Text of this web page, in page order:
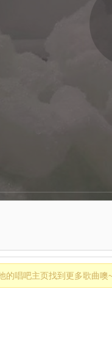
的唱吧主页找到更多歌曲噢